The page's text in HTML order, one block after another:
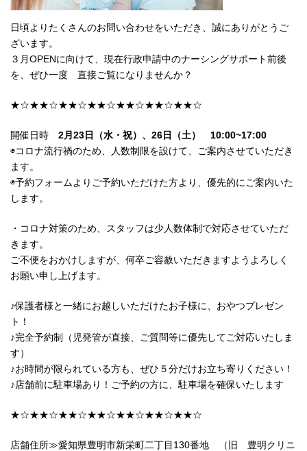
日頃よりたくさんのお問い合わせをいただき、誠にありがとうご
ざいます。
３月OPENに向けて、現在行政申請中のナーシングサポート前後
を、ぜひ一度 直接ご覧になりませんか？
★☆★★☆★★☆★★☆★★☆★★☆★★☆
開催日時 2月23日（水・祝）、26日（土） 10:00~17:00
◉コロナ流行禍のため、人数制限を設けて、ご案内させていただき
ます。
◉予約フォームよりご予約いただけた方より、優先的にご案内いた
します。
・コロナ対策のため、スタッフは少人数体制で対応させていただ
きます。
ご不便をおかけしますが、何卒ご容赦いただきますようよろしく
お願い申し上げます。
♪保護者様と一緒にお越しいただけたお子様に、おやつプレゼン
ト！
♪完全予約制（児発管が直接、ご質問等に優先してご対応いたしま
す）
♪お時間が限られている方も、ぜひ５分だけお立ち寄りください！
♪店舗前に駐車場あり！ご予約の方に、駐車場を確保いたします
★☆★★☆★★☆★★☆★★☆★★☆★★☆
店舗住所≫愛知県豊明市新栄町二丁目130番地 （旧 豊明クリニ